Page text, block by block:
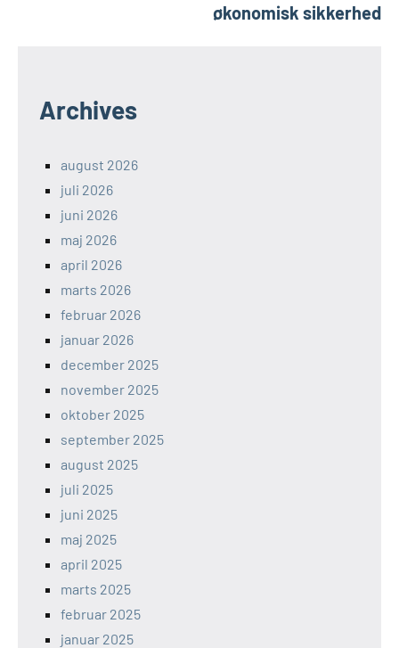
økonomisk sikkerhed
Archives
august 2026
juli 2026
juni 2026
maj 2026
april 2026
marts 2026
februar 2026
januar 2026
december 2025
november 2025
oktober 2025
september 2025
august 2025
juli 2025
juni 2025
maj 2025
april 2025
marts 2025
februar 2025
januar 2025